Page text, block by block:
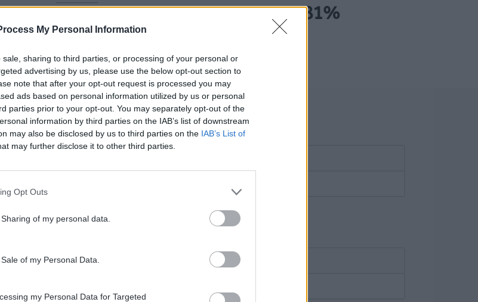
My Personal Information
sharing to third parties, or processing of your personal or
advertising by us, please use the below opt-out section to
note that after your opt-out request is processed you may
ads based on personal information utilized by us or personal
parties prior to your opt-out. You may separately opt-out of the
information by third parties on the IAB’s list of downstream
may also be disclosed by us to third parties on the IAB’s List of
may further disclose it to other third parties.
Opt Outs
of my personal data.
of my Personal Data.
my Personal Data for Targeted
44,997,300(2020)
137.81%
les
Tarifs SMS en Malaisie
Pour plus de détail, tarifs SMS
Vérification HLR (Malaisie)